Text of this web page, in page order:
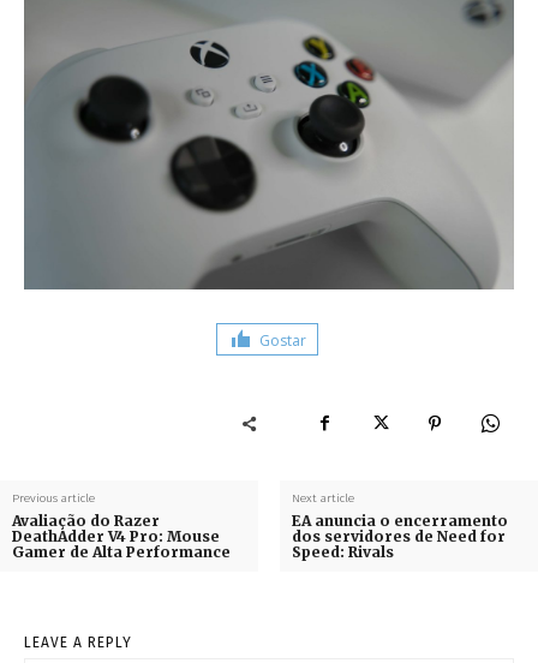
Gostar
Previous article
Avaliação do Razer
DeathAdder V4 Pro: Mouse
Gamer de Alta Performance
Next article
EA anuncia o encerramento
dos servidores de Need for
Speed: Rivals
LEAVE A REPLY